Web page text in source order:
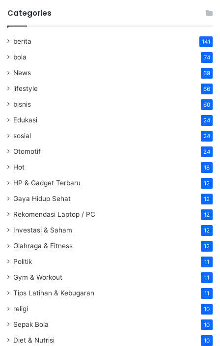
Categories
berita 141
bola 74
News 69
lifestyle 66
bisnis 60
Edukasi 24
sosial 24
Otomotif 24
Hot 18
HP & Gadget Terbaru 12
Gaya Hidup Sehat 12
Rekomendasi Laptop / PC 12
Investasi & Saham 12
Olahraga & Fitness 12
Politik 11
Gym & Workout 11
Tips Latihan & Kebugaran 11
religi 10
Sepak Bola 10
Diet & Nutrisi 10